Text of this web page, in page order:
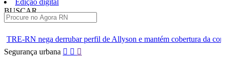
Edição digital
BUSCAR
perfil de Allyson e mantém cobertura da convenção
Dupla de
Pular
para
Segurança urbana